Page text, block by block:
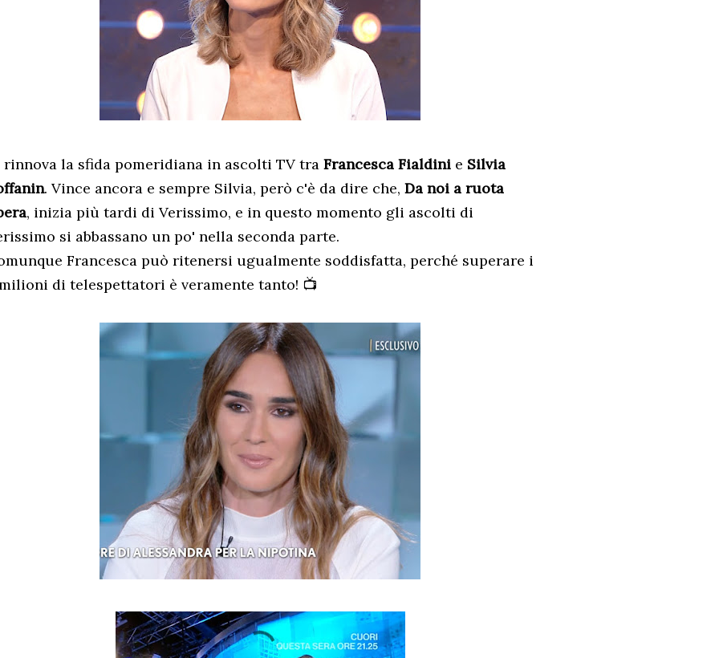
rinnova la sfida pomeridiana in ascolti TV tra Francesca Fialdini e Silvia
. Vince ancora e sempre Silvia, però c'è da dire che, Da noi a ruota
, inizia più tardi di Verissimo, e in questo momento gli ascolti di
si abbassano un po' nella seconda parte.
Francesca può ritenersi ugualmente soddisfatta, perché superare i
di telespettatori è veramente tanto! 📺